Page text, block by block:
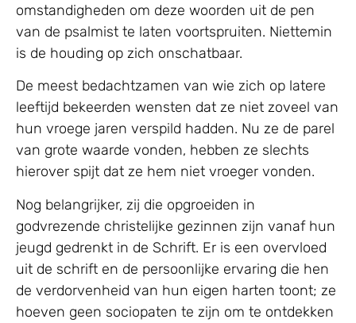
omstandigheden om deze woorden uit de pen
van de psalmist te laten voortspruiten. Niettemin
is de houding op zich onschatbaar.
De meest bedachtzamen van wie zich op latere
leeftijd bekeerden wensten dat ze niet zoveel van
hun vroege jaren verspild hadden. Nu ze de parel
van grote waarde vonden, hebben ze slechts
hierover spijt dat ze hem niet vroeger vonden.
Nog belangrijker, zij die opgroeiden in
godvrezende christelijke gezinnen zijn vanaf hun
jeugd gedrenkt in de Schrift. Er is een overvloed
uit de schrift en de persoonlijke ervaring die hen
de verdorvenheid van hun eigen harten toont; ze
hoeven geen sociopaten te zijn om te ontdekken